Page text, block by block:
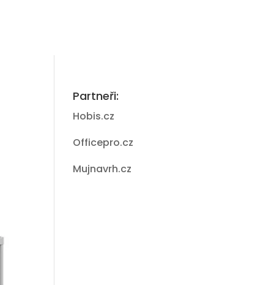
Partneři:
Hobis.cz
Officepro.cz
Mujnavrh.cz